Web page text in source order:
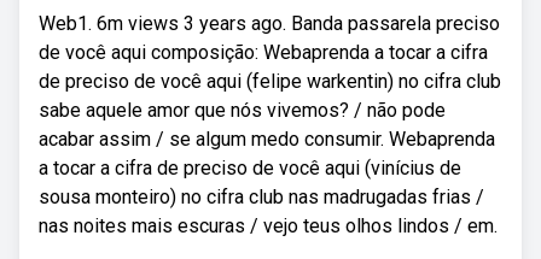
Web1. 6m views 3 years ago. Banda passarela preciso
de você aqui composição: Webaprenda a tocar a cifra
de preciso de você aqui (felipe warkentin) no cifra club
sabe aquele amor que nós vivemos? / não pode
acabar assim / se algum medo consumir. Webaprenda
a tocar a cifra de preciso de você aqui (vinícius de
sousa monteiro) no cifra club nas madrugadas frias /
nas noites mais escuras / vejo teus olhos lindos / em.